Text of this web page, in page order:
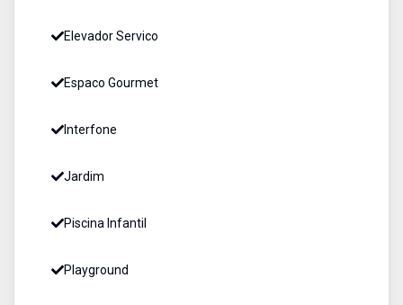
Elevador Servico
Espaco Gourmet
Interfone
Jardim
Piscina Infantil
Playground